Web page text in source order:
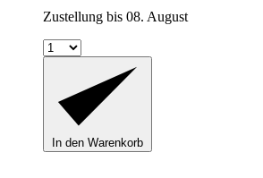
Zustellung bis 08. August
In den Warenkorb